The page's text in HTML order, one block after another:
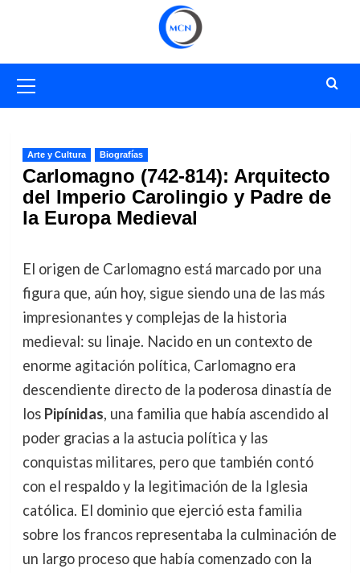
primario
Arte y Cultura Biografías
Carlomagno (742-814): Arquitecto
del Imperio Carolingio y Padre de
la Europa Medieval
El origen de Carlomagno está marcado por una
figura que, aún hoy, sigue siendo una de las más
impresionantes y complejas de la historia
medieval: su linaje. Nacido en un contexto de
enorme agitación política, Carlomagno era
descendiente directo de la poderosa dinastía de
los Pipínidas, una familia que había ascendido al
poder gracias a la astucia política y las
conquistas militares, pero que también contó
con el respaldo y la legitimación de la Iglesia
católica. El dominio que ejerció esta familia
sobre los francos representaba la culminación de
un largo proceso que había comenzado con la